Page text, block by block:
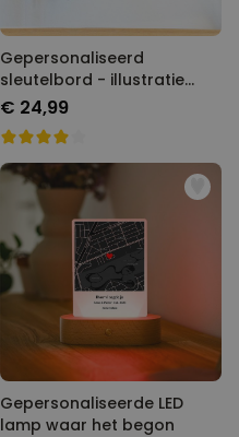
Gepersonaliseerd
sleutelbord - illustratie
cartoon familie
€ 24,99
Gepersonaliseerde LED
lamp waar het begon